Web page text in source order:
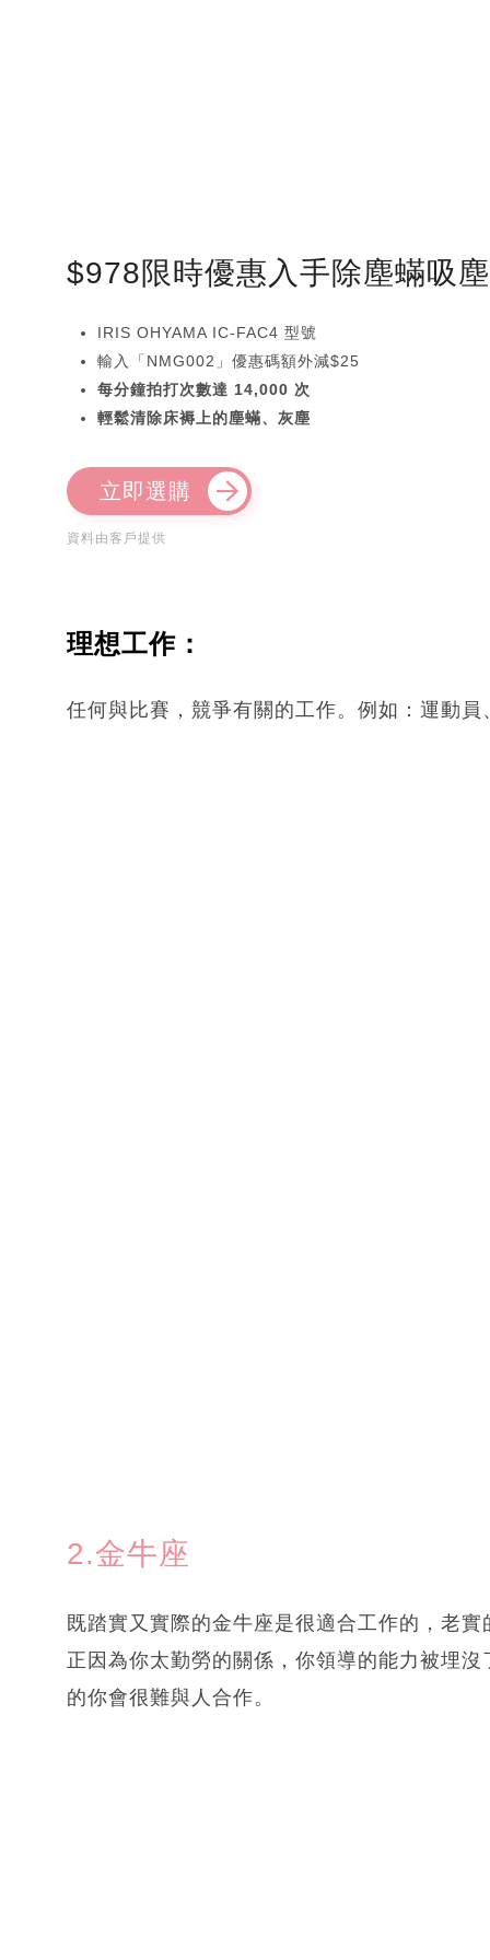
$978限時優惠入手除塵蟎吸
IRIS OHYAMA IC-FAC4 型號
輸入「NMG002」優惠碼額外減$25
每分鐘拍打次數達 14,000 次
輕鬆清除床褥上的塵蟎、灰塵
立即選購
資料由客戶提供
理想工作：
任何與比賽，競爭有關的工作。例如：運動
2.金牛座
既踏實又實際的金牛座是很適合工作的，老
正因為你太勤勞的關係，你領導的能力被埋
的你會很難與人合作。